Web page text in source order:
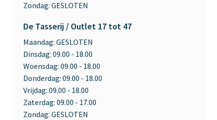
Zondag: GESLOTEN
De Tasserij / Outlet 17 tot 47
Maandag: GESLOTEN
Dinsdag: 09.00 - 18.00
Woensdag: 09.00 - 18.00
Donderdag: 09.00 - 18.00
Vrijdag: 09.00 - 18.00
Zaterdag: 09.00 - 17.00
Zondag: GESLOTEN